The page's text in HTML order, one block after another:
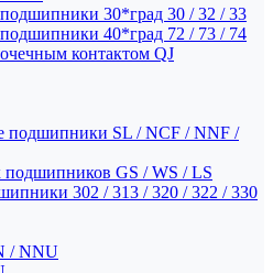
30*град 30 / 32 / 33
40*град 72 / 73 / 74
контактом QJ
подшипники SL / NCF / NNF /
GS / WS / LS
302 / 313 / 320 / 322 / 330
/ NNU